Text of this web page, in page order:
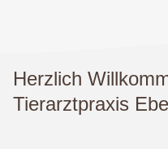
Herzlich
Tierarztpraxis